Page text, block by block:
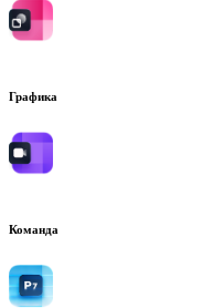
Графика
Команда